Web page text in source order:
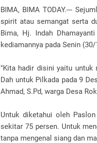
BIMA, BIMA TODAY.---
spirit atau semangat serta
Bima, Hj. Indah
kediamannya pada Senin
"Kita hadir disini yaitu untuk
Dah untuk Pilkada pada 9
Ahmad, S.Pd, warga Desa
Untuk diketahui oleh
sekitar 75 persen. Untuk
tanpa mengenal siang dan